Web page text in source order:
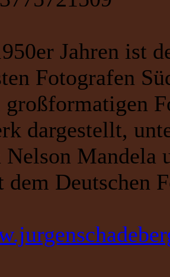
Jahren ist
Fotografen
dargestellt,
Nelson Mandela
Deutschen